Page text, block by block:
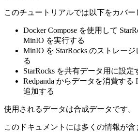
このチュートリアルでは以下をカバー
Docker Compose を使用して
MinIO を実行する
MinIO を StarRocks のストレー
る
StarRocks を共有データ用に設定
Redpanda からデータを消費する
追加する
使用されるデータは合成データです。
このドキュメントには多くの情報が